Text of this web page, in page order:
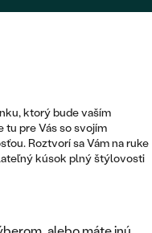
A
ktorý bude vaším
pre Vás so svojím
Roztvorí sa Vám na ruke
kúsok plný štýlovosti